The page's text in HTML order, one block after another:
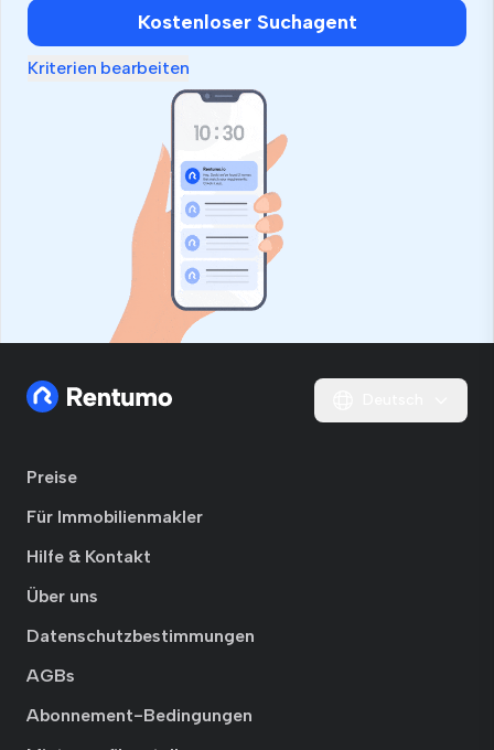
Kostenloser Suchagent
Kriterien bearbeiten
Preise
Für Immobilienmakler
Hilfe & Kontakt
Über uns
Datenschutzbestimmungen
AGBs
Abonnement-Bedingungen